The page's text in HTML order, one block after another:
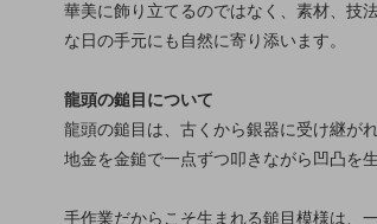
華美に飾り立てるのではなく、素材、技
な日の手元にも自然に寄り添います。
龍頭の鎚目について
龍頭の鎚目は、古くから銀器に受け継が
地金を金鎚で一点ずつ叩きながら凹凸を
手作業だからこそ生まれる鎚目模様は、